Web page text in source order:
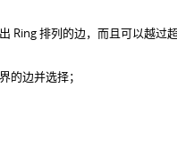
Ring 排列的边，而且可以越过
的边并选择；